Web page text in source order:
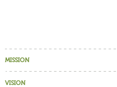
MISSION
VISION